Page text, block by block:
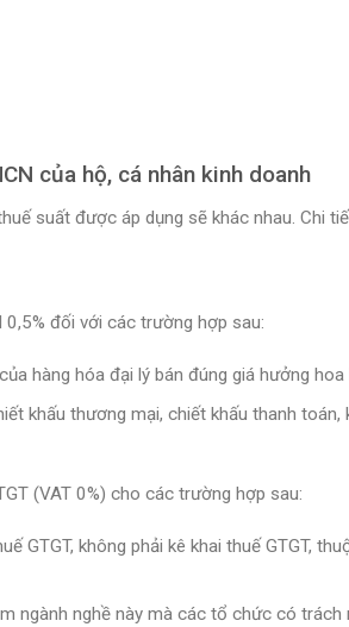
của hộ, cá nhân kinh doanh
suất được áp dụng sẽ khác nhau. Chi
đối với các trường hợp sau:
hàng hóa đại lý bán đúng giá hưởng hoa
khấu thương mại, chiết khấu thanh toán,
(VAT 0%) cho các trường hợp sau:
GTGT, không phải kê khai thuế GTGT,
nghề này mà các tổ chức có trách